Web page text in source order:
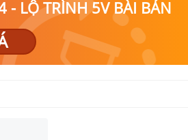
LỘ TRÌNH 5V BÀI BẢN